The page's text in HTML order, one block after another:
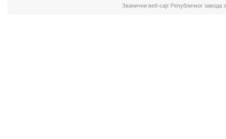
Званични веб-сајт Републичког